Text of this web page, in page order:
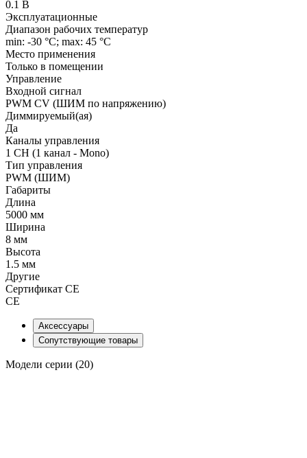
0.1 В
Эксплуатационные
Диапазон рабочих температур
min: -30 °C; max: 45 °C
Место применения
Только в помещении
Управление
Входной сигнал
PWM СV (ШИМ по напряжению)
Диммируемый(ая)
Да
Каналы управления
1 CH (1 канал - Mono)
Тип управления
PWM (ШИМ)
Габариты
Длина
5000 мм
Ширина
8 мм
Высота
1.5 мм
Другие
Сертификат CE
CE
Аксессуары
Сопутствующие товары
Модели серии (20)